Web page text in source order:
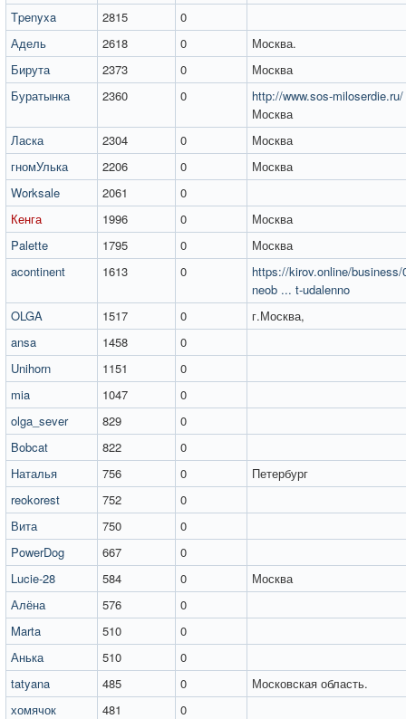
Tpenyxa
2815
0
Адель
2618 0
Москва.
Бирута
2373 0
Москва
Буратынка
2360 0
http://www.sos-miloserdie.ru/
Москва
Ласка
2304 0
Москва
гномУлька
2206 0
Москва
Worksale
2061
0
Кенга
1996 0
Москва
Palette
1795 0
Москва
acontinent
1613 0
https://kirov.online/business/
neob ... t-udalenno
OLGA
1517 0
г.Москва,
ansa
1458
0
Unihorn
1151
0
mia
1047
0
olga_sever
829
0
Bobcat
822
0
Наталья
756 0
Петербург
reokorest
752
0
Вита
750
0
PowerDog
667
0
Lucie-28
584 0
Москва
Алёна
576
0
Marta
510
0
Анька
510
0
tatyana
485 0
Московская область.
хомячок
481 0